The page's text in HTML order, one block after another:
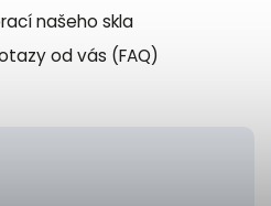
našeho skla
od vás (FAQ)